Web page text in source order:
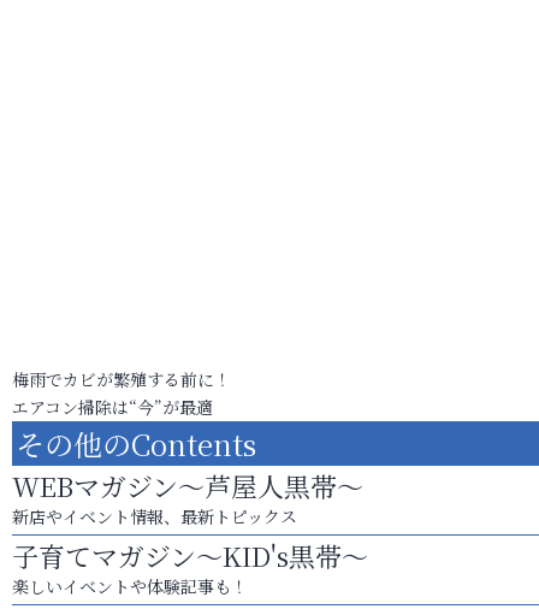
梅雨でカビが繁殖する前に！
エアコン掃除は“今”が最適
その他のContents
WEBマガジン～芦屋人黒帯～
新店やイベント情報、最新トピックス
子育てマガジン～KID's黒帯～
楽しいイベントや体験記事も！